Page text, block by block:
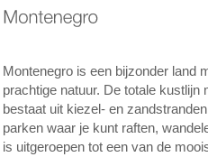
Montenegro is een bijzonder land
prachtige natuur. De totale
bestaat uit kiezel- en
parken waar je kunt raften,
is uitgeroepen tot een van de